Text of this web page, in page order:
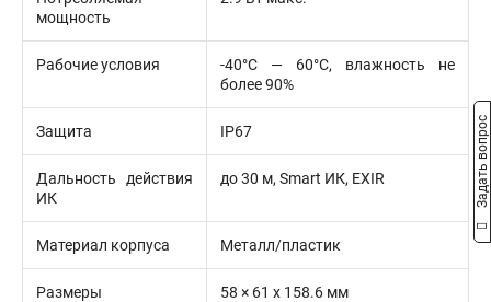
мощность
Рабочие условия
-40°С — 60°С, влажность не
более 90%
Защита IP67
Дальность действия
ИК
до 30 м, Smart ИК, EXIR
Материал корпуса Металл/пластик
Размеры 58 × 61 х 158.6 мм
Задать вопрос